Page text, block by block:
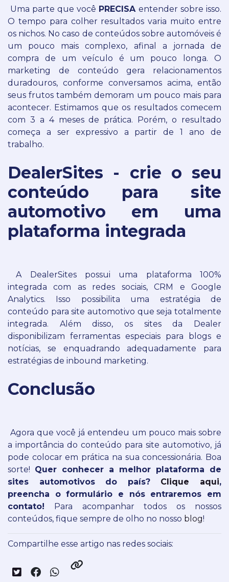
Uma parte que você PRECISA entender sobre isso.
O tempo para colher resultados varia muito entre
os nichos. No caso de conteúdos sobre automóveis é
um pouco mais complexo, afinal a jornada de
compra de um veículo é um pouco longa.
O
marketing de conteúdo gera relacionamentos
duradouros, conforme conversamos acima, então
seus frutos também demoram um pouco mais para
acontecer. Estimamos que os resultados comecem
com 3 a 4 meses de prática. Porém, o resultado
começa a ser expressivo a partir de 1 ano de
trabalho.
DealerSites - crie o seu
conteúdo para site
automotivo em uma
plataforma integrada
A DealerSites possui uma plataforma 100%
integrada com as redes sociais, CRM e Google
Analytics. Isso possibilita uma estratégia de
conteúdo para site automotivo que seja totalmente
integrada.
Além disso, os sites da Dealer
disponibilizam ferramentas especiais para blogs e
notícias, se enquadrando adequadamente para
estratégias de inbound marketing.
Conclusão
Agora que você já entendeu um pouco mais sobre
a importância do conteúdo para site automotivo, já
pode colocar em prática na sua concessionária. Boa
sorte! Quer conhecer a melhor plataforma de
sites automotivos do país? Clique aqui,
preencha o formulário e nós entraremos em
contato!
Para acompanhar todos os nossos
conteúdos, fique sempre de olho no nosso blog!
Compartilhe esse artigo nas redes sociais: